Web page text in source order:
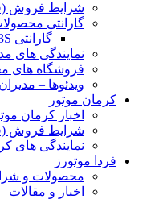
شرایط فروش
گارانتی
گارانتی MVM X33S
نمایندگی های
فروشگاه های
ویدئوها –
کرمان موتور
اخبار کرمان
شرایط فروش
نمایندگی های
فردا موتورز
محصولات و
اخبار و مقالات